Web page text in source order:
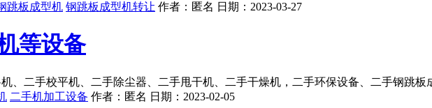
跳板成型机 钢跳板成型机转让 作者： 匿名 日期： 2023-03-27
等设备
、二手校平机、二手除尘器、二手甩干机、二手干燥机，二手环保设备、二手钢跳板
二手机加工设备 作者： 匿名 日期： 2023-02-05